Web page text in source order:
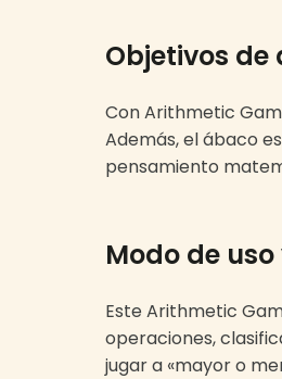
Objetivos de
Con Arithmetic
Además, el ábaco
pensamiento
Modo de
Este Arithmetic
operaciones,
jugar a «mayor o